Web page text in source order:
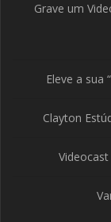
Grave um
Eleve a sua
Clayton